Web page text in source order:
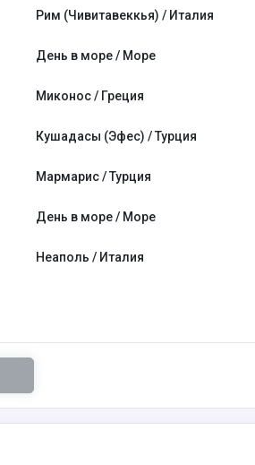
Рим (Чивитавеккья) / Италия
День в море / Море
Миконос / Греция
Кушадасы (Эфес) / Турция
Мармарис / Турция
День в море / Море
Неаполь / Италия